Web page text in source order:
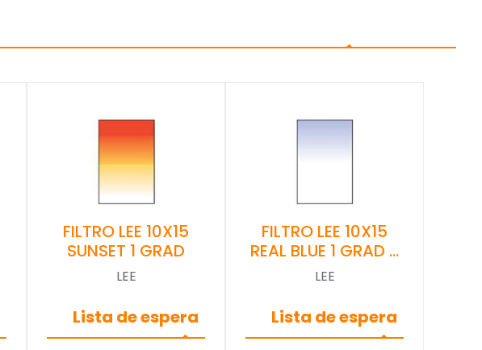
FILTRO LEE 10X15
SUNSET 1 GRAD
LEE
Lista de espera
FILTRO LEE 10X15
REAL BLUE 1 GRAD …
LEE
Lista de espera